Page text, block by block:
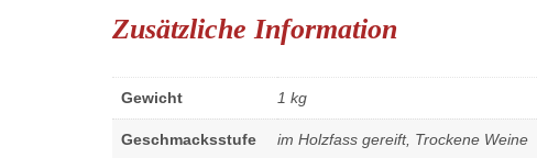
Zusätzliche Information
Gewicht 1 kg
Geschmacksstufe im Holzfass gereift, Trockene Weine